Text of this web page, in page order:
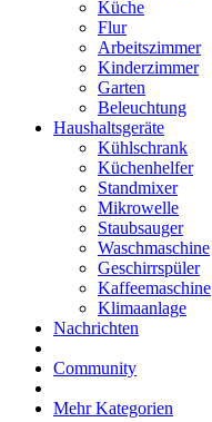
Küche
Flur
Arbeitszimmer
Kinderzimmer
Garten
Beleuchtung
Haushaltsgeräte
Kühlschrank
Küchenhelfer
Standmixer
Mikrowelle
Staubsauger
Waschmaschine
Geschirrspüler
Kaffeemaschine
Klimaanlage
Nachrichten
Community
Mehr Kategorien